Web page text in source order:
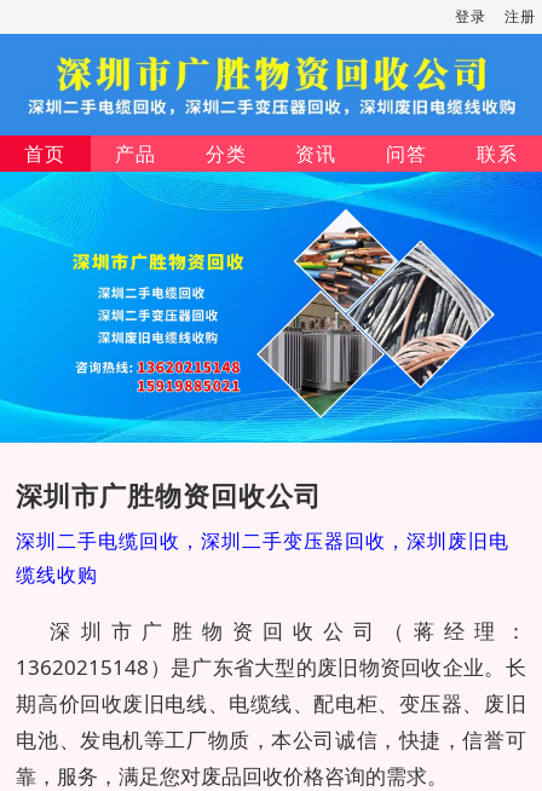
登录 注册
首页 产品 分类 资讯 问答 联系
深圳市广胜物资回收公司
深圳二手电缆回收，深圳二手变压器回收，深圳废旧电
缆线收购
深圳市广胜物资回收公司（蒋经理：
13620215148）是广东省大型的废旧物资回收企业。长
期高价回收废旧电线、电缆线、配电柜、变压器、废旧
电池、发电机等工厂物质，本公司诚信，快捷，信誉可
靠，服务，满足您对废品回收价格咨询的需求。